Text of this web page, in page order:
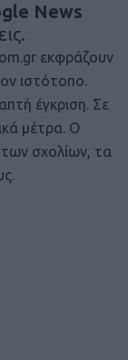
News
εκφράζουν
ιστότοπο.
έγκριση. Σε
μέτρα. Ο
των σχολίων, τα